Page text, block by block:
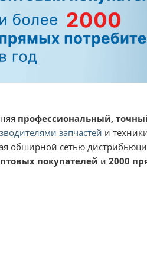
профессиональный,
запчастей и
обширной сетью
покупателей и 2000